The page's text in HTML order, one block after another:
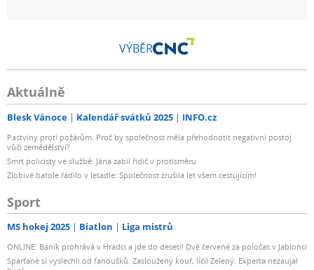
VÝBĚR
Aktuálně
Blesk Vánoce Kalendář svátků 2025 INFO.cz
Pastviny proti požárům. Proč by společnost měla přehodnotit negativní postoj
vůči zemědělství?
Smrt policisty ve službě: Jána zabil řidič v protisměru
Zlobivé batole řádilo v letadle: Společnost zrušila let všem cestujícím!
Sport
MS hokej 2025 Biatlon Liga mistrů
ONLINE: Baník prohrává v Hradci a jde do deseti! Dvě červené za poločas v Jablonci
Sparťané si vyslechli od fanoušků. Zasloužený kouř, líčil Zelený. Experta nezaujal